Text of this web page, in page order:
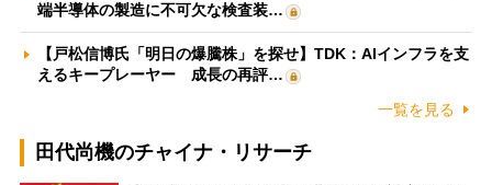
端半導体の製造に不可欠な検査装…
【戸松信博氏「明日の爆騰株」を探せ】TDK：AIインフラを支
えるキープレーヤー 成長の再評…
一覧を見る
田代尚機のチャイナ・リサーチ